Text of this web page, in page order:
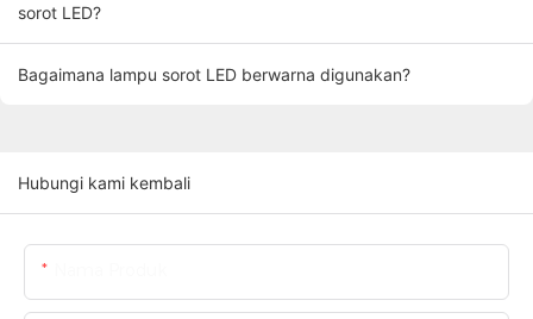
sorot LED?
Bagaimana lampu sorot LED berwarna digunakan?
Hubungi kami kembali